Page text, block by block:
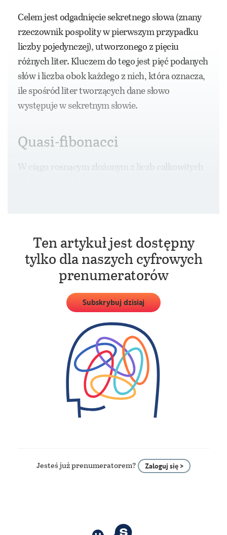
Celem jest odgadnięcie sekretnego słowa (znany
rzeczownik pospolity w pierwszym przypadku
liczby pojedynczej), utworzonego z pięciu
różnych liter. Kluczem do tego jest pięć podanych
słów i liczba obok każdego z nich, która oznacza,
ile spośród liter tworzących dane słowo
występuje w sekretnym słowie.
Quasi-fibonacci
W ciągu rosnącym złożonym z liczb całkowitych
Ten artykuł jest dostępny
tylko dla naszych cyfrowych
prenumeratorów
Subskrybuj dzisiaj
Jesteś już prenumeratorem? Zaloguj się >